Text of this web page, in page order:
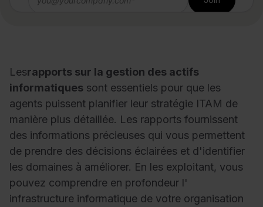
Lesrapports sur la gestion des actifs
informatiques sont essentiels pour que les
agents puissent planifier leur stratégie ITAM de
manière plus détaillée. Les rapports fournissent
des informations précieuses qui vous permettent
de prendre des décisions éclairées et d'identifier
les domaines à améliorer. En les exploitant, vous
pouvez comprendre en profondeur l'
infrastructure informatique de votre organisation